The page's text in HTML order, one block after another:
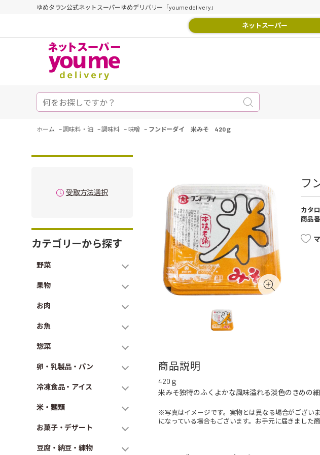
ゆめタウン公式ネットスーパーゆめデリバリー「youme delivery」
ネットスーパー
ホーム -調味料・油 -調味料 - 味噌 - フンドーダイ 米みそ 420ｇ
受取方法選択
カテゴリーから探す
野菜
果物
お肉
お魚
惣菜
卵・乳製品・パン
冷凍食品・アイス
米・麺類
お菓子・デザート
豆腐・納豆・練物
フ
カタ
商品
商品説明
420ｇ
米みそ独特のふくよかな風味溢れる淡色のきめの細
※写真はイメージです。実物とは異なる場合がござい
になっている場合もございます。お手元に届きました